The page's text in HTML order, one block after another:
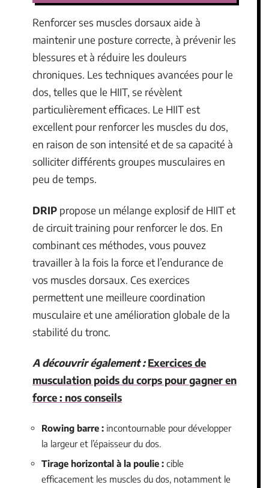
Renforcer ses muscles dorsaux aide à
maintenir une posture correcte, à prévenir les
blessures et à réduire les douleurs
chroniques. Les techniques avancées pour le
dos, telles que le HIIT, se révèlent
particulièrement efficaces. Le HIIT est
excellent pour renforcer les muscles du dos,
en raison de son intensité et de sa capacité à
solliciter différents groupes musculaires en
peu de temps.
DRIP propose un mélange explosif de HIIT et
de circuit training pour renforcer le dos. En
combinant ces méthodes, vous pouvez
travailler à la fois la force et l’endurance de
vos muscles dorsaux. Ces exercices
permettent une meilleure coordination
musculaire et une amélioration globale de la
stabilité du tronc.
A découvrir également : Exercices de
musculation poids du corps pour gagner en
force : nos conseils
Rowing barre : incontournable pour développer
la largeur et l’épaisseur du dos.
Tirage horizontal à la poulie : cible
efficacement les muscles du dos, notamment le